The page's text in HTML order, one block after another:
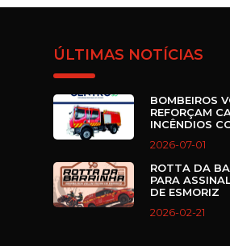
ÚLTIMAS NOTÍCIAS
BOMBEIROS
REFORÇAM
INCÊNDIOS
2026-07-01
ROTTA DA
PARA
DE ESMORIZ
2026-02-21